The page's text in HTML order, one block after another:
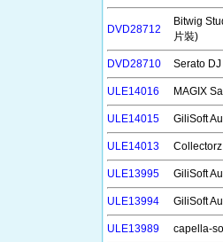
DVD28712
Bitwig
片裝)
DVD28710 Serato
ULE14016 MAGIX
ULE14015 GiliSoft
ULE14013
ULE13995 GiliSoft
ULE13994 GiliSoft
ULE13989 capella-